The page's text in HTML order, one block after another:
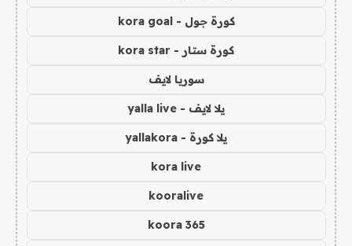
كورة جول - kora goal
كورة ستار - kora star
سوريا لايف
يلا لايف - yalla live
يلا كورة - yallakora
kora live
kooralive
koora 365